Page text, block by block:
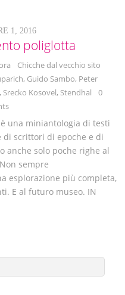
1, 2016
poliglotta
Chicche dal vecchio sito
, Guido Sambo, Peter
, Srecko Kosovel, Stendhal
0
una miniantologia di testi
di scrittori di epoche e di
anche solo poche righe al
sempre
esplorazione più completa,
E al futuro museo. IN